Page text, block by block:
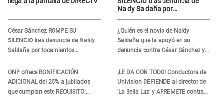
César Sánchez ROMPE SU
SILENCIO tras denuncia de Naldy
Saldaña por tocamientos
indebidos: "Pido respetar la
presunción de inocencia"
ONP ofrece BONIFICACIÓN
ADICIONAL del 25% a jubilados
que cumplan este REQUISITO:
Naldy Saldaña por
inocencia"
¿Quién es el novio de Naldy
Saldaña que la apoyó en su
denuncia contra César Sánchez y
confrontó al dueño de 'La Bella
Luz'?
¡LE DA CON TODO! Conductora de
Univision DEFIENDE al director de
'La Bella Luz' y ARREMETE contra